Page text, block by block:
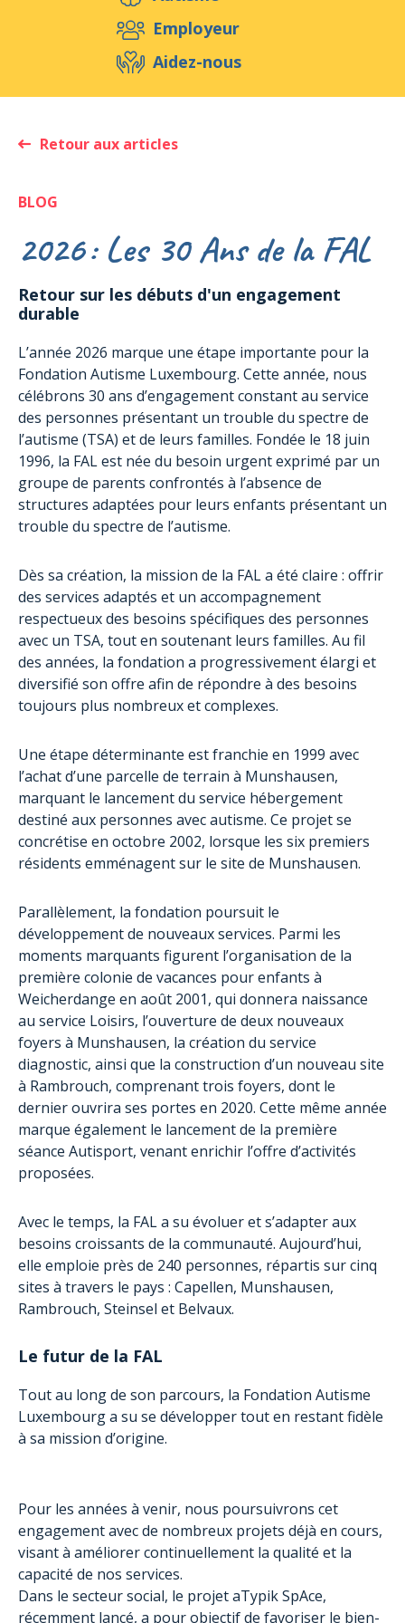
Aidez-nous
Evénements Publications Médias
Ressources & Outils
Employeur
Aidez-nous
Retour aux articles
BLOG
2026 : Les 30 Ans de la FAL
Retour sur les débuts d'un engagement
durable
L’année 2026 marque une étape importante pour la
Fondation Autisme Luxembourg. Cette année, nous
célébrons 30 ans d’engagement constant au service
des personnes présentant un trouble du spectre de
l’autisme (TSA) et de leurs familles. Fondée le 18 juin
1996, la FAL est née du besoin urgent exprimé par un
groupe de parents confrontés à l’absence de
structures adaptées pour leurs enfants présentant un
trouble du spectre de l’autisme.
Dès sa création, la mission de la FAL a été claire : offrir
des services adaptés et un accompagnement
respectueux des besoins spécifiques des personnes
avec un TSA, tout en soutenant leurs familles. Au fil
des années, la fondation a progressivement élargi et
diversifié son offre afin de répondre à des besoins
toujours plus nombreux et complexes.
Une étape déterminante est franchie en 1999 avec
l’achat d’une parcelle de terrain à Munshausen,
marquant le lancement du service hébergement
destiné aux personnes avec autisme. Ce projet se
concrétise en octobre 2002, lorsque les six premiers
résidents emménagent sur le site de Munshausen.
Parallèlement, la fondation poursuit le
développement de nouveaux services. Parmi les
moments marquants figurent l’organisation de la
première colonie de vacances pour enfants à
Weicherdange en août 2001, qui donnera naissance
au service Loisirs, l’ouverture de deux nouveaux
foyers à Munshausen, la création du service
diagnostic, ainsi que la construction d’un nouveau site
à Rambrouch, comprenant trois foyers, dont le
dernier ouvrira ses portes en 2020. Cette même année
marque également le lancement de la première
séance Autisport, venant enrichir l’offre d’activités
proposées.
Avec le temps, la FAL a su évoluer et s’adapter aux
besoins croissants de la communauté. Aujourd’hui,
elle emploie près de 240 personnes, répartis sur cinq
sites à travers le pays : Capellen, Munshausen,
Rambrouch, Steinsel et Belvaux.
Le futur de la FAL
Tout au long de son parcours, la Fondation Autisme
Luxembourg a su se développer tout en restant fidèle
à sa mission d’origine.
Pour les années à venir, nous poursuivrons cet
engagement avec de nombreux projets déjà en cours,
visant à améliorer continuellement la qualité et la
capacité de nos services.
Dans le secteur social, le projet aTypik SpAce,
récemment lancé, a pour objectif de favoriser le bien-